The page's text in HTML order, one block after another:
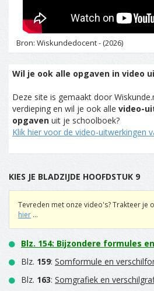
Bron: Wiskundedocent - (2026)
Wil je ook alle opgaven in video
Deze site is gemaakt door
verdieping en wil je ook alle video-
opgaven uit je schoolboek?
Klik hier voor de video-uitwerkingen
KIES JE BLADZIJDE HOOFDSTUK 9
Tevreden met onze video's? Trakteer je
hier ...
Blz. 154: Bijzondere formules
Blz. 159: Somformule en
Blz. 163: Somgrafiek en